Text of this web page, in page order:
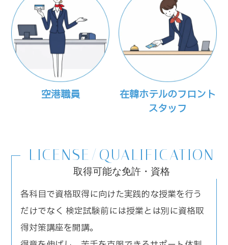
空港職員
在韓ホテルのフロント
スタッフ
LICENSE/QUALIFICATION
取得可能な免許・資格
各科目で資格取得に向けた実践的な授業を行う
だけでなく 検定試験前には授業とは別に資格取
得対策講座を開講。